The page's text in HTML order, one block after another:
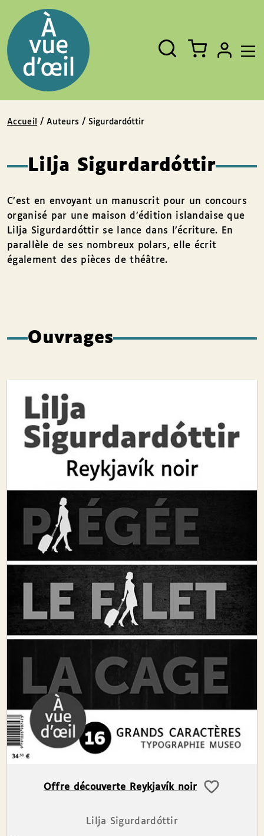
Fermer
Rechercher
un
livre,
un
auteur,
un
EAN
Accueil / Auteurs / Sigurdardóttir
Lilja Sigurdardóttir
C’est en envoyant un manuscrit pour un concours
organisé par une maison d’édition islandaise que
Lilja Sigurdardóttir se lance dans l’écriture. En
parallèle de ses nombreux polars, elle écrit
également des pièces de théâtre.
Ouvrages
Offre découverte Reykjavík noir
Lilja Sigurdardóttir